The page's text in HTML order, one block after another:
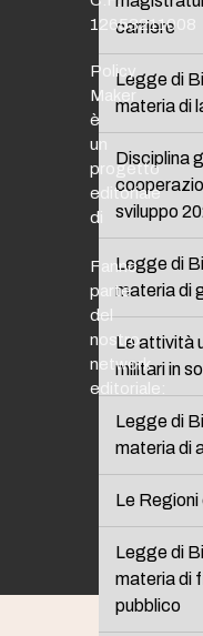
carriere
Legge di
materia di
Disciplina
sviluppo
Legge di
materia di
Le attività
militari in
Legge di
materia di
Le Regioni
Legge di
materia di
pubblico
12653211008
Policy
Maker
è
un
progetto
editoriale
di
Fanno
parte
del
nostro
network
editoriale: